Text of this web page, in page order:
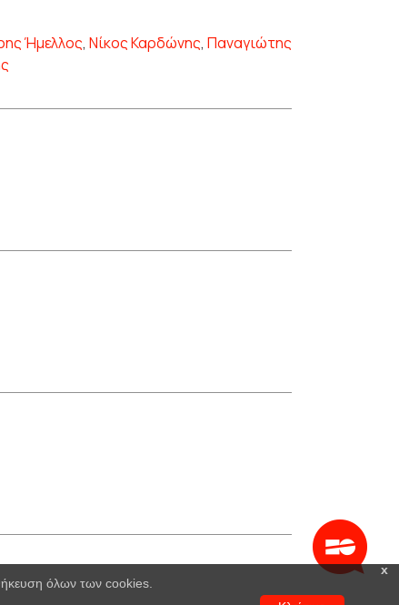
Ήμελλος, Νίκος Καρδώνης, Παναγιώτης
x
όλων των cookies.